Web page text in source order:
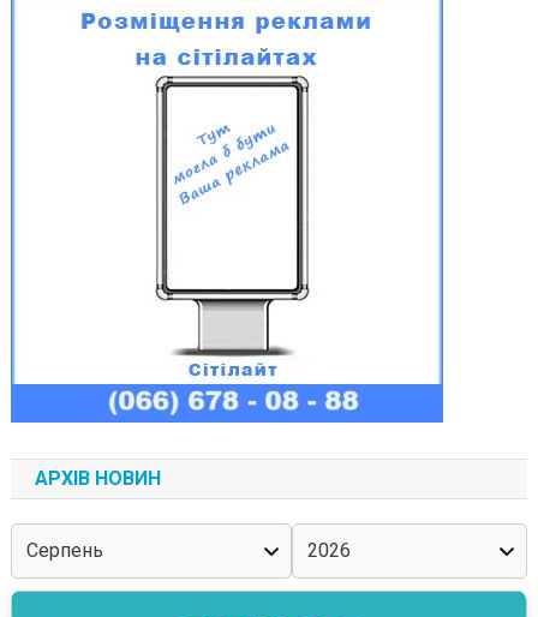
АРХІВ НОВИН